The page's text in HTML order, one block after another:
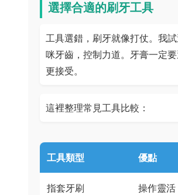
選擇合適的刷牙工具
工具選錯，刷牙就像打仗。我
咪牙齒，控制力道。牙膏一定
更接受。
這裡整理常見工具比較：
工具類型 優點
指套牙刷 操作靈